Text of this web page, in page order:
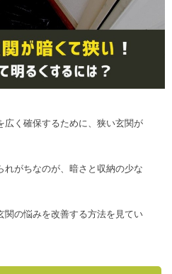
広く確保するために、狭い玄関が
れがちなのが、暗さと収納の少な
関の悩みを改善する方法を見てい